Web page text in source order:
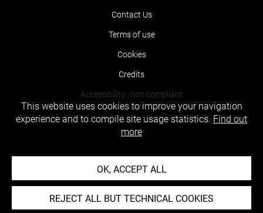
Contact Us
Terms of use
Cookies
Credits
Accessibility : non compliant
This website uses cookies to improve your navigation
experience and to compile site usage statistics. Find out
more
OK, ACCEPT ALL
REJECT ALL BUT TECHNICAL COOKIES